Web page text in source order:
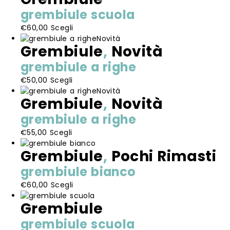
prodotto
essere
scelte
nella
pagina
del
prodotto
più
varianti.
Le
opzioni
possono
essere
scelte
nella
pagina
del
prodotto
grembiule scuola
€60,00 Scegli
prodotto
ha
più
varianti.
opzioni
possono
essere
scelte
pagina
del
prodotto
Novità
Grembiule, Novità
grembiule a righe
€50,00 Scegli
prodotto
ha
più
varianti.
opzioni
possono
essere
scelte
nella
pagina
del
prodotto
Novità
Grembiule, Novità
grembiule a righe
€55,00 Scegli
prodotto
ha
più
varianti.
Le
opzioni
possono
essere
Grembiule, Pochi Rimasti
grembiule bianco
€60,00 Scegli
prodotto
ha
più
varianti.
Grembiule
grembiule scuola